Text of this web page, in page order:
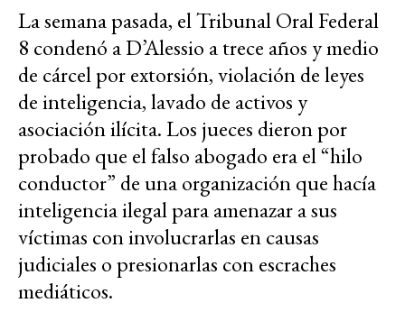
La semana pasada, el Tribunal Oral Federal
8 condenó a D’Alessio a trece años y medio
de cárcel por extorsión, violación de leyes
de inteligencia, lavado de activos y
asociación ilícita. Los jueces dieron por
probado que el falso abogado era el “hilo
conductor” de una organización que hacía
inteligencia ilegal para amenazar a sus
víctimas con involucrarlas en causas
judiciales o presionarlas con escraches
mediáticos.